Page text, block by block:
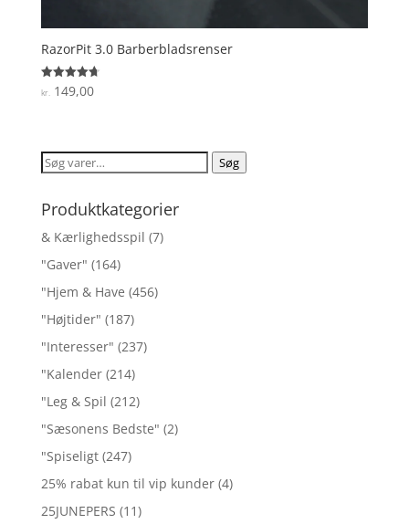
RazorPit 3.0 Barberbladsrenser
Vurderet
4.7
kr.149,00
Søg
Søg
Produktkategorier
& Kærlighedsspil (7)
"Gaver" (164)
"Hjem & Have (456)
"Højtider" (187)
"Interesser" (237)
"Kalender (214)
"Leg & Spil (212)
"Sæsonens Bedste" (2)
"Spiseligt (247)
25% rabat kun til vip kunder (4)
25JUNEPERS (11)